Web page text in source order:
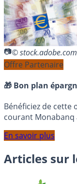
© stock.adobe.com
Offre Partenaire
🎁 Bon plan
Bénéficiez de cette
courant Monabanq
En savoir plus
Articles sur